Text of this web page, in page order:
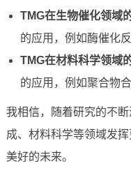
TMG在生物催化领域
的应用，例如酶催化反
TMG在材料科学领域
的应用，例如聚合物
我相信，随着研究的不
成、材料科学等领域发
美好的未来。